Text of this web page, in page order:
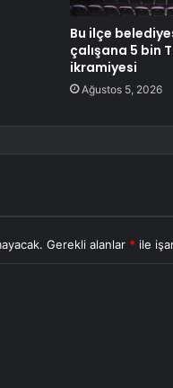
Bu ilçe
çalışana 5 bin
ikramiyesi
Ağustos 5, 2026
Gerekli alanlar * ile